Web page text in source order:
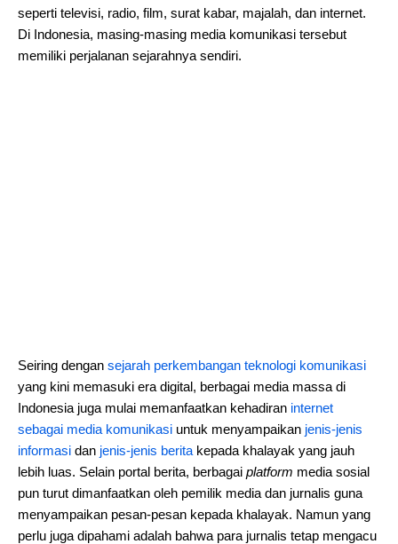
seperti televisi, radio, film, surat kabar, majalah, dan internet.
Di Indonesia, masing-masing media komunikasi tersebut
memiliki perjalanan sejarahnya sendiri.
Seiring dengan sejarah perkembangan teknologi komunikasi
yang kini memasuki era digital, berbagai media massa di
Indonesia juga mulai memanfaatkan kehadiran internet
sebagai media komunikasi untuk menyampaikan jenis-jenis
informasi dan jenis-jenis berita kepada khalayak yang jauh
lebih luas. Selain portal berita, berbagai platform media sosial
pun turut dimanfaatkan oleh pemilik media dan jurnalis guna
menyampaikan pesan-pesan kepada khalayak. Namun yang
perlu juga dipahami adalah bahwa para jurnalis tetap mengacu